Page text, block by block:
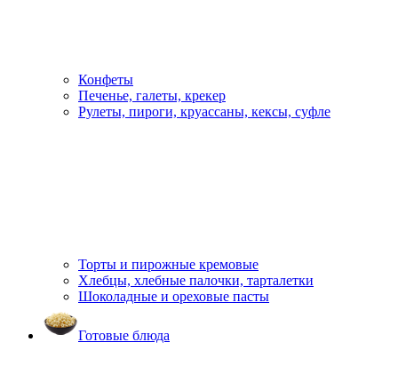
Конфеты
Печенье, галеты, крекер
Рулеты, пироги, круассаны, кексы, суфле
Торты и пирожные кремовые
Хлебцы, хлебные палочки, тарталетки
Шоколадные и ореховые пасты
Готовые блюда